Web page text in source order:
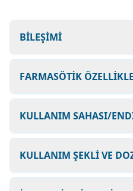
BİLEŞİMİ
FARMASÖTİK
KULLANIM SAHASI/
KULLANIM ŞEKLİ VE